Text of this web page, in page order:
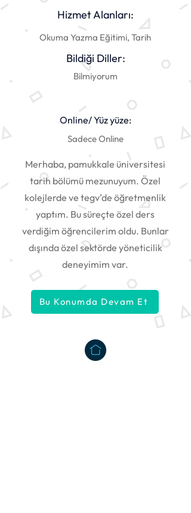
Hizmet Alanları:
Okuma Yazma Eğitimi, Tarih
Bildiği Diller:
Bilmiyorum
Online/ Yüz yüze:
Sadece Online
Merhaba, pamukkale üniversitesi
tarih bölümü mezunuyum. Özel
kolejlerde ve tegv’de öğretmenlik
yaptım. Bu süreçte özel ders
verdiğim öğrencilerim oldu. Bunlar
dışında özel sektörde yöneticilik
deneyimim var.
Bu Konumda Devam Et